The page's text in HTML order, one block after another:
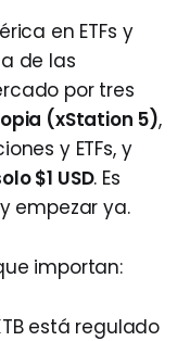
en ETFs y
de las
por tres
(xStation 5),
y ETFs, y
$1 USD. Es
empezar ya.
importan:
está regulado